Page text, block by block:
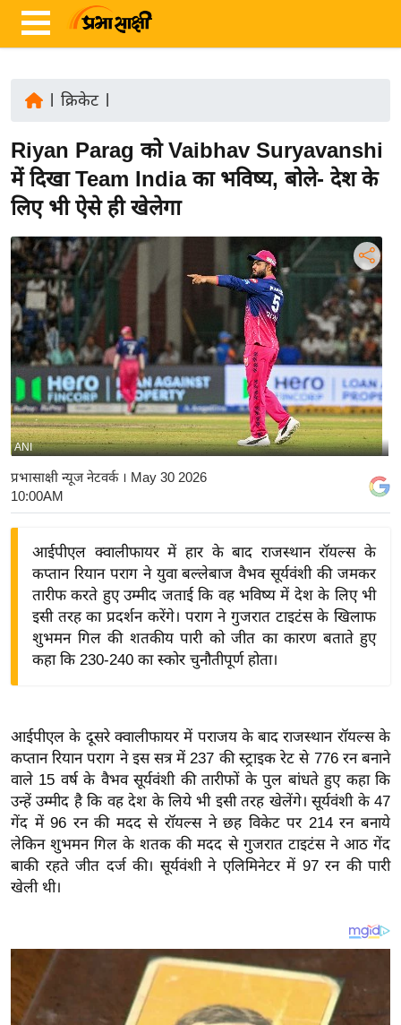
ज़ा
ख
ब
र
रा
ष्ट्री
य
अं
त
र्रा
ष्ट्री
य
बि
ज़
ने
स
द्यो
ष
ज्ञ
रा
य
ब
ज
ट
ट
क्रिकेट|
Riyan Parag को Vaibhav Suryavanshi
में दिखा Team India का भविष्य, बोले- देश के
लिए भी ऐसे ही खेलेगा
ANI
प्रभासाक्षी न्यूज नेटवर्क। May 30 2026
10:00AM
आईपीएल क्वालीफायर में हार के बाद राजस्थान रॉयल्स के
कप्तान रियान पराग ने युवा बल्लेबाज वैभव सूर्यवंशी की जमकर
तारीफ करते हुए उम्मीद जताई कि वह भविष्य में देश के लिए भी
इसी तरह का प्रदर्शन करेंगे। पराग ने गुजरात टाइटंस के खिलाफ
शुभमन गिल की शतकीय पारी को जीत का कारण बताते हुए
कहा कि 230-240 का स्कोर चुनौतीपूर्ण होता।
आईपीएल के दूसरे क्वालीफायर में पराजय के बाद राजस्थान रॉयल्स के
कप्तान रियान पराग ने इस सत्र में 237 की स्ट्राइक रेट से 776 रन बनाने
वाले 15 वर्ष के वैभव सूर्यवंशी की तारीफों के पुल बांधते हुए कहा कि
उन्हें उम्मीद है कि वह देश के लिये भी इसी तरह खेलेंगे। सूर्यवंशी के 47
गेंद में 96 रन की मदद से रॉयल्स ने छह विकेट पर 214 रन बनाये
लेकिन शुभमन गिल के शतक की मदद से गुजरात टाइटंस ने आठ गेंद
बाकी रहते जीत दर्ज की। सूर्यवंशी ने एलिमिनेटर में 97 रन की पारी
खेली थी।